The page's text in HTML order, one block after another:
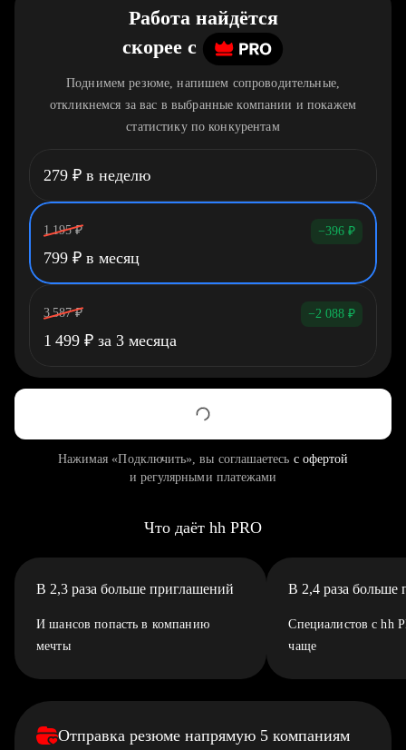
Работа найдётся
скорее c
Поднимем резюме, напишем сопроводительные,
откликнемся за вас в выбранные компании и покажем
статистику по конкурентам
279 ₽ в неделю
1 195 ₽ −396 ₽
799 ₽ в месяц
3 587 ₽ −2 088 ₽
1 499 ₽ за 3 месяца
Нажимая «Подключить», вы соглашаетесь с офертой
и регулярными платежами
Что даёт hh PRO
В 2,3 раза больше приглашений
И шансов попасть в компанию
мечты
В 2,4 раза больше
Специалистов с hh
чаще
Отправка резюме напрямую 5 компаниям